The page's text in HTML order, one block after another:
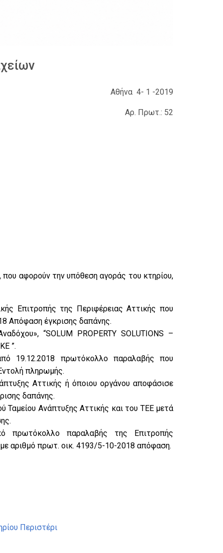
Αθήνα 4- 1 -2019
Αρ. Πρωτ.: 52
αφορούν την υπόθεση αγοράς του κτηρίου,
Επιτροπής της Περιφέρειας Αττικής που
Απόφαση έγκρισης δαπάνης.
“SOLUM PROPERTY SOLUTIONS –
”.
19.12.2018 πρωτόκολλο παραλαβής που
πληρωμής.
Αττικής ή όποιου οργάνου αποφάσισε
δαπάνης.
Ταμείου Ανάπτυξης Αττικής και του ΤΕΕ μετά
πρωτόκολλο παραλαβής της Επιτροπής
αριθμό πρωτ. οικ. 4193/5-10-2018 απόφαση.
Περιστέρι